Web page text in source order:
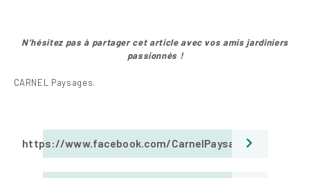
N’hésitez pas à partager cet article avec vos amis jardiniers
passionnés !
CARNEL Paysages.
https://www.facebook.com/CarnelPaysages